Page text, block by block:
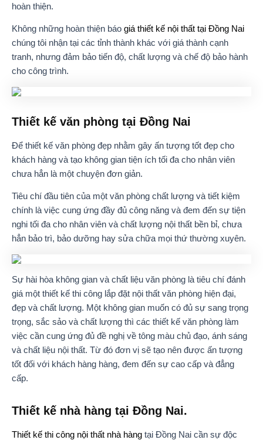
hoàn thiện.
Không những hoàn thiện báo giá thiết kế nội thất tại Đồng Nai
chúng tôi nhận tại các tỉnh thành khác với giá thành cạnh
tranh, nhưng đảm bảo tiến độ, chất lượng và chế độ bảo hành
cho công trình.
Thiết kế văn phòng tại Đồng Nai
Để thiết kế văn phòng đẹp nhằm gây ấn tượng tốt đẹp cho
khách hàng và tạo không gian tiện ích tối đa cho nhân viên
chưa hẳn là một chuyện đơn giản.
Tiêu chí đầu tiên của một văn phòng chất lượng và tiết kiệm
chính là việc cung ứng đầy đủ công năng và đem đến sự tiện
nghi tối đa cho nhân viên và chất lượng nội thất bền bỉ, chưa
hẳn bảo trì, bảo dưỡng hay sửa chữa mọi thứ thường xuyên.
Sự hài hòa không gian và chất liệu văn phòng là tiêu chí đánh
giá một thiết kế thi công lắp đặt nội thất văn phòng hiện đại,
đẹp và chất lượng. Một không gian muốn có đủ sự sang trọng
trọng, sắc sảo và chất lượng thì các thiết kế văn phòng làm
việc cần cung ứng đủ đề nghị về tông màu chủ đạo, ánh sáng
và chất liệu nội thất. Từ đó đơn vị sẽ tạo nên được ấn tượng
tốt đối với khách hàng hàng, đem đến sự cao cấp và đẳng
cấp.
Thiết kế nhà hàng tại Đồng Nai.
Thiết kế thi công nội thất nhà hàng tại Đồng Nai cần sự độc